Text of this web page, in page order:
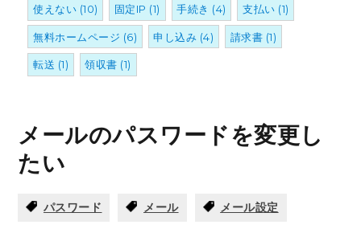
使えない (10) 固定IP (1) 手続き (4) 支払い (1)
無料ホームページ (6) 申し込み (4) 請求書 (1)
転送 (1) 領収書 (1)
メールのパスワードを変更し
たい
パスワード メール メール設定